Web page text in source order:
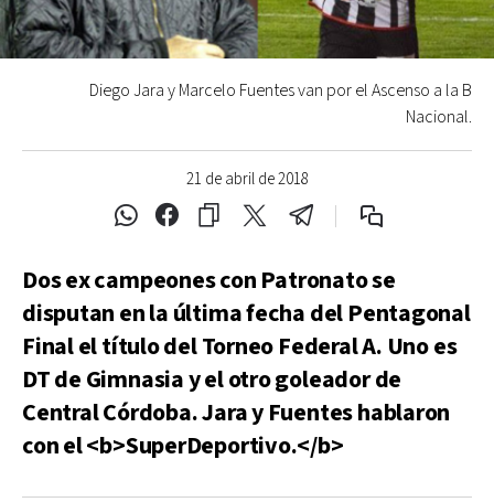
21 de abril de 2018
Diego Jara y Marcelo Fuentes van por el Ascenso a la B
Nacional.
Dos ex campeones con Patronato se
disputan en la última fecha del Pentagonal
Final el título del Torneo Federal A. Uno es
DT de Gimnasia y el otro goleador de
Central Córdoba. Jara y Fuentes hablaron
con el <b>SuperDeportivo.</b>